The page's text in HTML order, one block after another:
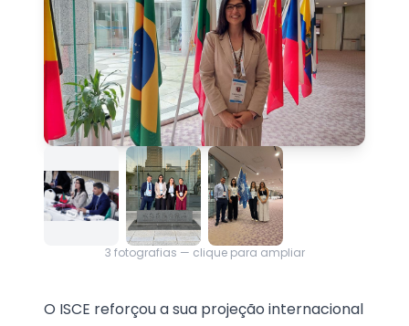
3 fotografias — clique para ampliar
O ISCE reforçou a sua projeção internacional